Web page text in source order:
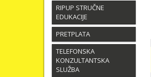
RIPUP STRUČNE
EDUKACIJE
PRETPLATA
TELEFONSKA
KONZULTANTSKA
SLUŽBA